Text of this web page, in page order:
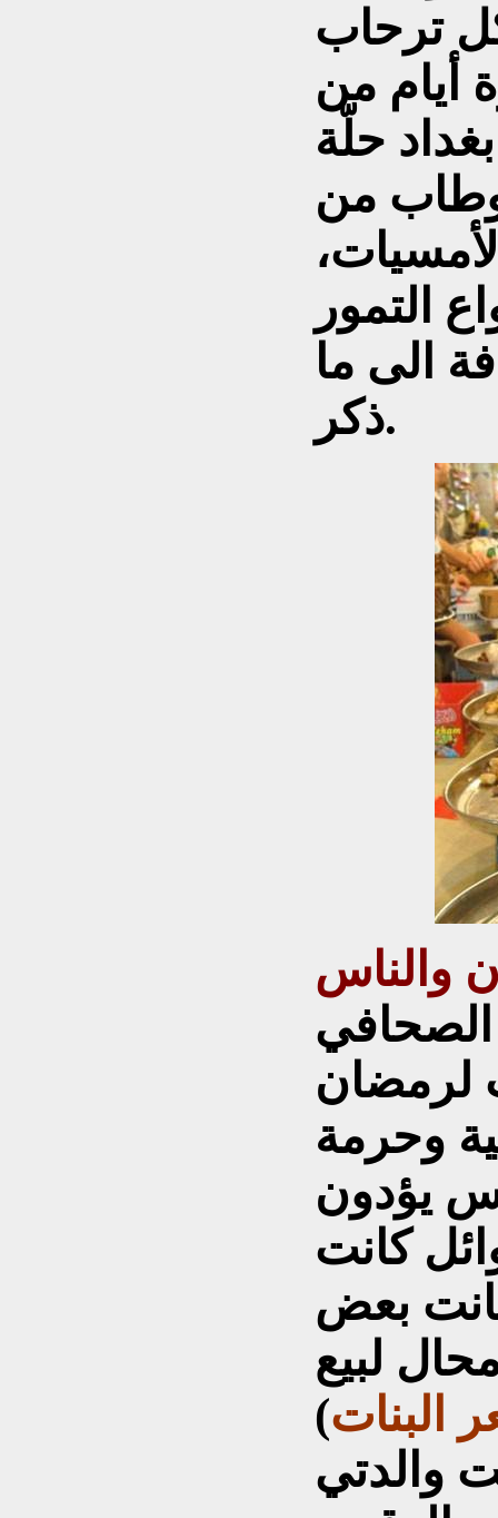
ترحاب
أيام من
حلّة
من
التمور
الى ما
ذكر.
والناس
الصحافي
لرمضان
وحرمة
يؤدون
كانت
بعض
لبيع
البنات)
والدتي